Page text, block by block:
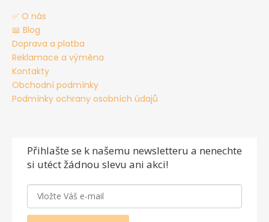
✅ O nás
📖 Blog
Doprava a platba
Reklamace a výměna
Kontakty
Obchodní podmínky
Podmínky ochrany osobních údajů
Přihlašte se k našemu newsletteru a nenechte
si utéct žádnou slevu ani akci!